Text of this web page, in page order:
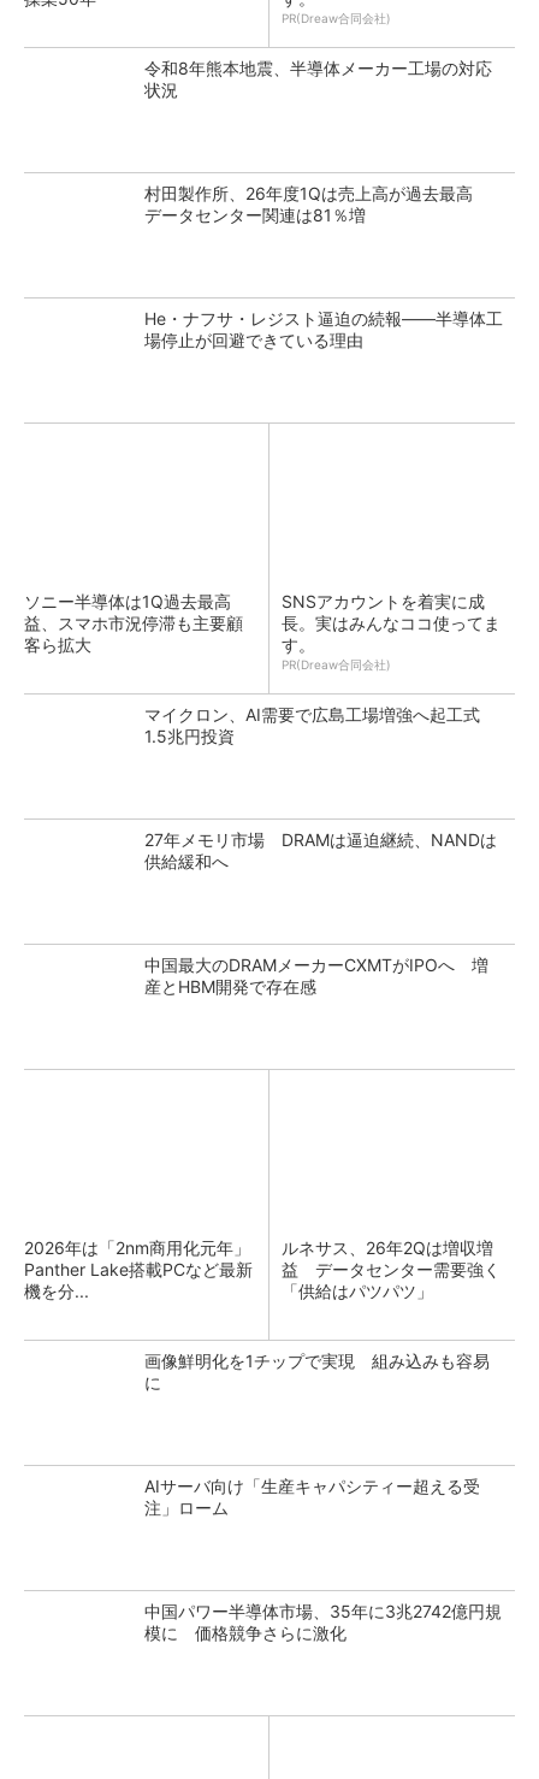
PR(Dreaw合同会社)
令和8年熊本地震、半導体メーカー工場の対応
状況
村田製作所、26年度1Qは売上高が過去最高
データセンター関連は81％増
He・ナフサ・レジスト逼迫の続報――半導体工
場停止が回避できている理由
ソニー半導体は1Q過去最高
益、スマホ市況停滞も主要顧
客ら拡大
SNSアカウントを着実に成
長。実はみんなココ使ってま
す。
PR(Dreaw合同会社)
マイクロン、AI需要で広島工場増強へ起工式
1.5兆円投資
27年メモリ市場 DRAMは逼迫継続、NANDは
供給緩和へ
中国最大のDRAMメーカーCXMTがIPOへ 増
産とHBM開発で存在感
2026年は「2nm商用化元年」
Panther Lake搭載PCなど最新
機を分...
ルネサス、26年2Qは増収増
益 データセンター需要強く
「供給はパツパツ」
画像鮮明化を1チップで実現 組み込みも容易
に
AIサーバ向け「生産キャパシティー超える受
注」ローム
中国パワー半導体市場、35年に3兆2742億円規
模に 価格競争さらに激化